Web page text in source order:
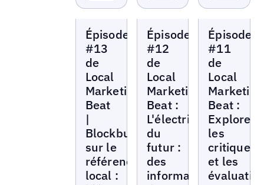
Local
Marketing
Beat
Épisode
#13
de
Local
Marketing
Beat
|
Blockbuster
sur le
référencement
local :
Marketing
Beat
Épisode
#12
de
Local
Marketing
Beat :
L'électrification
du
futur :
des
informations
Marketing
Beat
Épisode
#11
de
Local
Marketing
Beat :
Explorez
les
critiques
et les